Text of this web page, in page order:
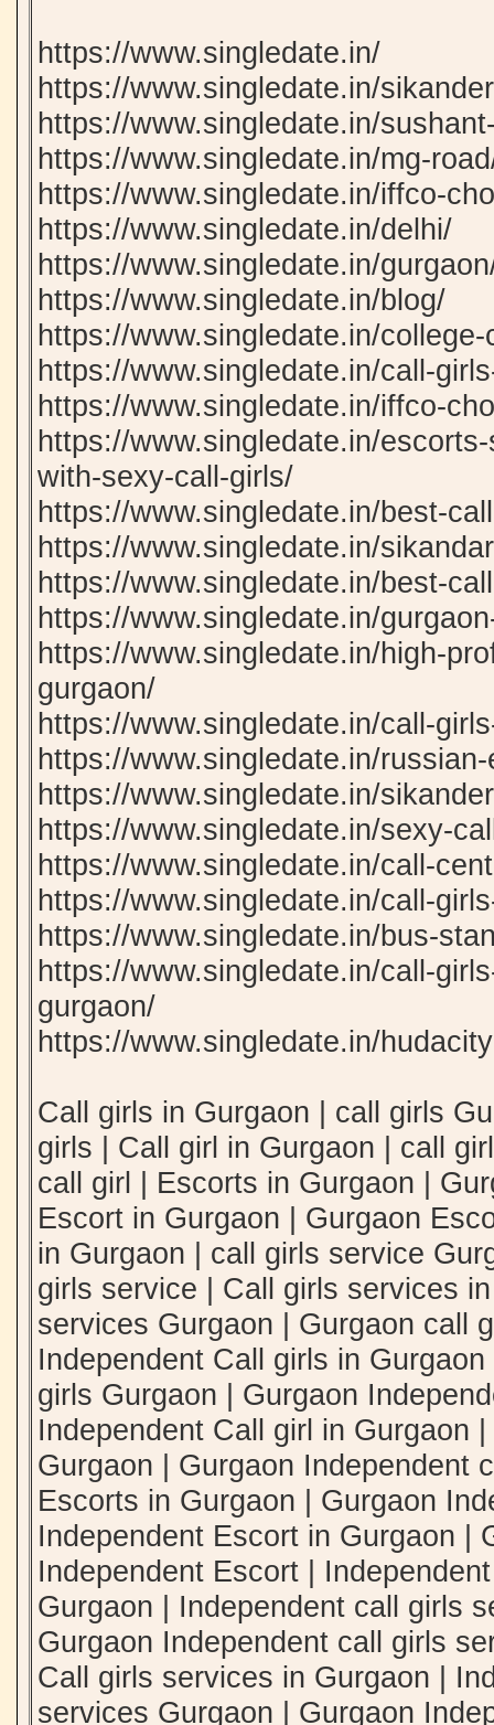
https://www.singledate.in/
https://www.singledate.in/
https://www.singledate.in/
https://www.singledate.in/mg-
https://www.singledate.in/iffco-
https://www.singledate.in/delhi/
https://www.singledate.in/
https://www.singledate.in/blog/
https://www.singledate.in/
https://www.singledate.in/call-
https://www.singledate.in/iffco-
https://www.singledate.in/
with-sexy-call-girls/
https://www.singledate.in/best-
https://www.singledate.in/
https://www.singledate.in/best-
https://www.singledate.in/
https://www.singledate.in/high-
gurgaon/
https://www.singledate.in/call-
https://www.singledate.in/
https://www.singledate.in/
https://www.singledate.in/sexy-
https://www.singledate.in/call-
https://www.singledate.in/call-
https://www.singledate.in/bus-
https://www.singledate.in/call-
gurgaon/
https://www.singledate.in/
Call girls in Gurgaon | call girls
girls | Call girl in Gurgaon | call
call girl | Escorts in Gurgaon |
Escort in Gurgaon | Gurgaon
in Gurgaon | call girls service
girls service | Call girls services
services Gurgaon | Gurgaon call
Independent Call girls in
girls Gurgaon | Gurgaon
Independent Call girl in Gurgaon
Gurgaon | Gurgaon Independent
Escorts in Gurgaon | Gurgaon
Independent Escort in Gurgaon |
Independent Escort |
Gurgaon | Independent call girls
Gurgaon Independent call girls
Call girls services in Gurgaon |
services Gurgaon | Gurgaon